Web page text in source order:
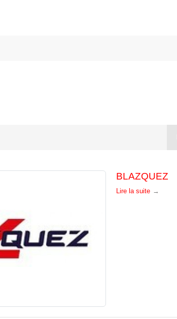
BLAZQUEZ
Lire la suite